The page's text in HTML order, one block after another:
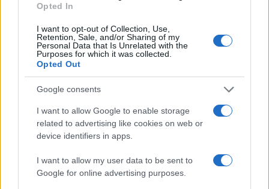
Opted In
I want to opt-out of Collection, Use,
Retention, Sale, and/or Sharing of my
Personal Data that Is Unrelated with the
Purposes for which it was collected.
Opted Out
Google consents
I want to allow Google to enable storage
related to advertising like cookies on web or
device identifiers in apps.
I want to allow my user data to be sent to
Google for online advertising purposes.
Paolo Pinna
Martina Agostina Diturco
I nostri cari